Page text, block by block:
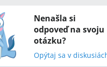
Nenašla si
odpoveď na svoju
otázku?
Opýtaj sa v